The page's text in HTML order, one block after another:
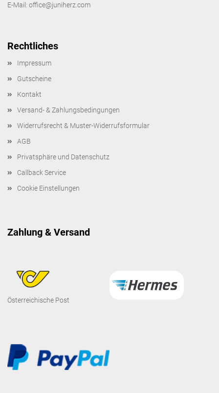
E-Mail: office@juniherz.com
Rechtliches
Impressum
Gutscheine
Kontakt
Versand- & Zahlungsbedingungen
Widerrufsrecht & Muster-Widerrufsformular
AGB
Privatsphäre und Datenschutz
Callback Service
Cookie Einstellungen
Zahlung & Versand
Österreichische Post